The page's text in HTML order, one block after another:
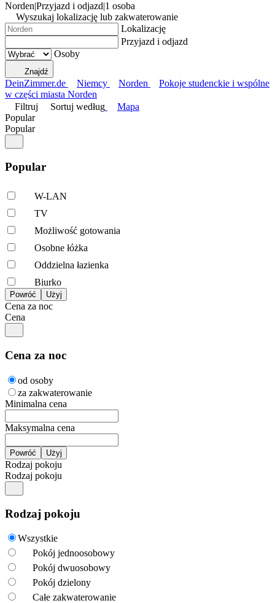
Norden|Przyjazd i odjazd|1 osoba
Wyszukaj lokalizację lub zakwaterowanie
Lokalizację
Przyjazd i odjazd
Osoby
Znajdź
DeinZimmer.de Niemcy Norden
Pokoje studenckie i wspólne
w części miasta Norden
Filtruj
Sortuj według
Mapa
Popular
Popular
Popular
W-LAN
TV
Możliwość gotowania
Osobne łóżka
Oddzielna łazienka
Biurko
Cena za noc
Cena
Cena za noc
od osoby
za zakwaterowanie
Minimalna cena
Maksymalna cena
Rodzaj pokoju
Rodzaj pokoju
Rodzaj pokoju
Wszystkie
Pokój jednoosobowy
Pokój dwuosobowy
Pokój dzielony
Całe zakwaterowanie